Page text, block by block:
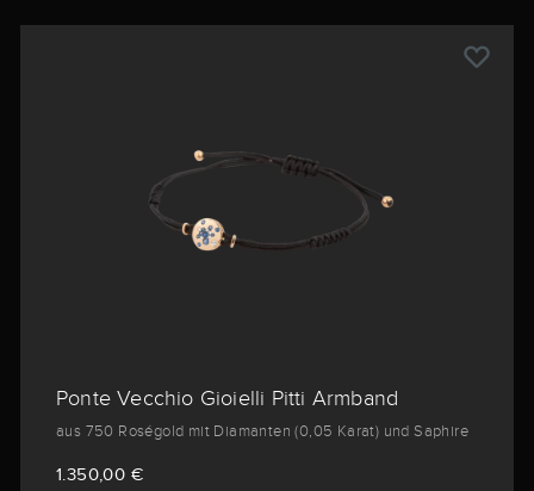
Ponte Vecchio Gioielli Pitti Armband
aus 750 Roségold mit Diamanten (0,05 Karat) und Saphire
1.350,00 €